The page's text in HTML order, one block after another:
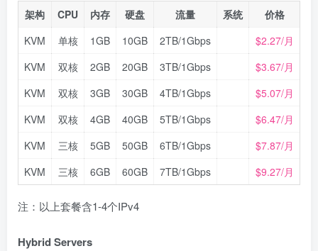
架构 CPU 内存 硬盘 流量 系统
价格
KVM
单核 1GB 10GB 2TB/1Gbps
$2.27/月
KVM
双核 2GB 20GB 3TB/1Gbps
$3.67/月
KVM
双核 3GB 30GB 4TB/1Gbps
$5.07/月
KVM
双核 4GB 40GB 5TB/1Gbps
$6.47/月
KVM
三核 5GB 50GB 6TB/1Gbps
$7.87/月
KVM
三核 6GB 60GB 7TB/1Gbps $9.27/月
注：以上套餐含1-4个IPv4
Hybrid Servers